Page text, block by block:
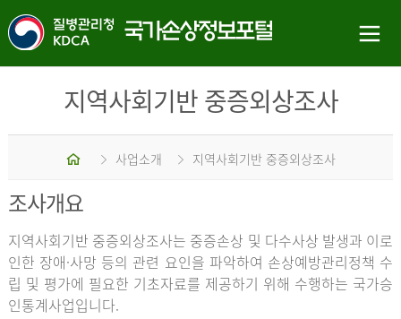
지역사회기반 중증외상조사
홈 사업소개 지역사회기반 중증외상조사
조사개요
지역사회기반 중증외상조사는 중증손상 및 다수사상 발생과 이로
인한 장애·사망 등의 관련 요인을 파악하여 손상예방관리정책 수
립 및 평가에 필요한 기초자료를 제공하기 위해 수행하는 국가승
인통계사업입니다.